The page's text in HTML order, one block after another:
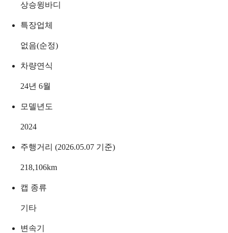
상승윙바디
특장업체
없음(순정)
차량연식
24년 6월
모델년도
2024
주행거리 (2026.05.07 기준)
218,106km
캡 종류
기타
변속기